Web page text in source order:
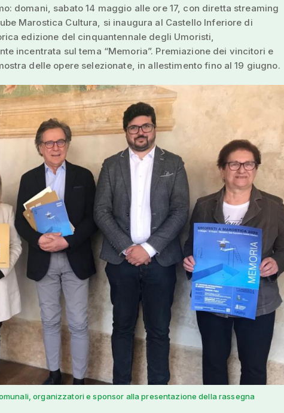
domani, sabato 14 maggio alle ore 17, con diretta streaming
Marostica Cultura, si inaugura al Castello Inferiore di
edizione del cinquantennale degli Umoristi,
incentrata sul tema “Memoria”. Premiazione dei vincitori e
delle opere selezionate, in allestimento fino al 19 giugno.
organizzatori e sponsor alla presentazione della rassegna